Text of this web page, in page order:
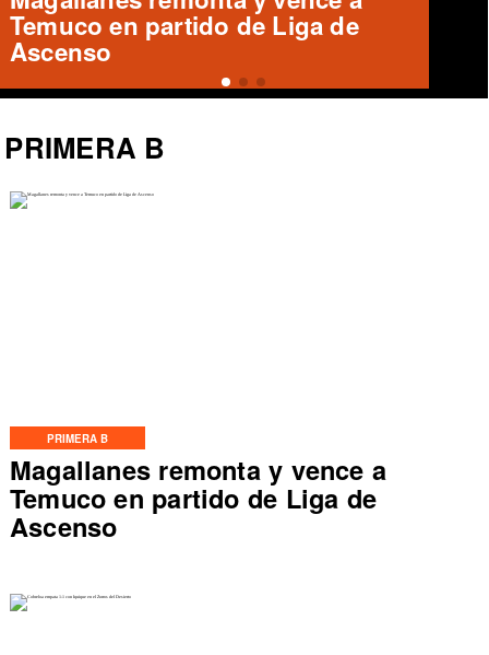
PRIMERA B
Magallanes remonta y vence a
Temuco en partido de Liga de
Ascenso
Cobreloa empata 1-1 con Iquique
en el Zorros del Desierto
PRIMERA B